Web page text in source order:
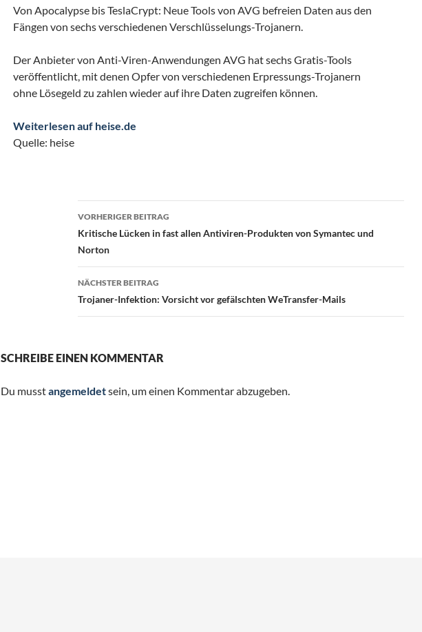
Von Apocalypse bis TeslaCrypt: Neue Tools von AVG befreien Daten aus den
Fängen von sechs verschiedenen Verschlüsselungs-Trojanern.
Der Anbieter von Anti-Viren-Anwendungen AVG hat sechs Gratis-Tools
veröffentlicht, mit denen Opfer von verschiedenen Erpressungs-Trojanern
ohne Lösegeld zu zahlen wieder auf ihre Daten zugreifen können.
Weiterlesen auf heise.de
Quelle: heise
Beitragsnavigation
VORHERIGER BEITRAG
Kritische Lücken in fast allen Antiviren-Produkten von Symantec und
Norton
NÄCHSTER BEITRAG
Trojaner-Infektion: Vorsicht vor gefälschten WeTransfer-Mails
SCHREIBE EINEN KOMMENTAR
Du musstangemeldetsein, um einen Kommentar abzugeben.